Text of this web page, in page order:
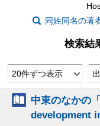
同姓同名の著
検索結
20件ずつ表示
中東のなかの
development